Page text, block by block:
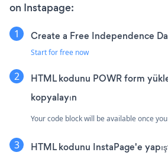
on Instapage:
Create a Free Independence
Start for free now
HTML kodunu POWR form
kopyalayın
Your code block will be available once
HTML kodunu InstaPage'e